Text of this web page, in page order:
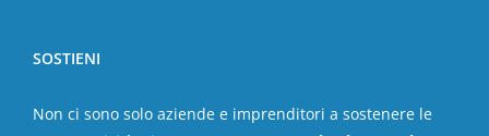
SOSTIENI
Non ci sono solo aziende e imprenditori a sostenere le